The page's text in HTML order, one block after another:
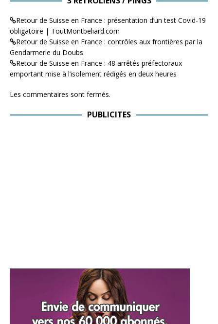
Retour de Suisse en France : présentation d’un test Covid-19
obligatoire | ToutMontbeliard.com
Retour de Suisse en France : contrôles aux frontières par la
Gendarmerie du Doubs
Retour de Suisse en France : 48 arrêtés préfectoraux
emportant mise à l’isolement rédigés en deux heures
Les commentaires sont fermés.
PUBLICITES